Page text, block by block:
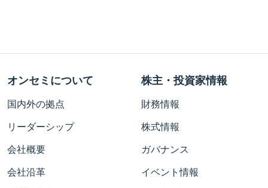
オンセミについて
国内外の拠点
リーダーシップ
会社概要
会社沿革
株主・投資家情報
財務情報
株式情報
ガバナンス
イベント情報